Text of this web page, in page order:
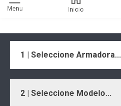
Menu Inicio
1 | Seleccione Armadora...
2 | Seleccione Modelo...